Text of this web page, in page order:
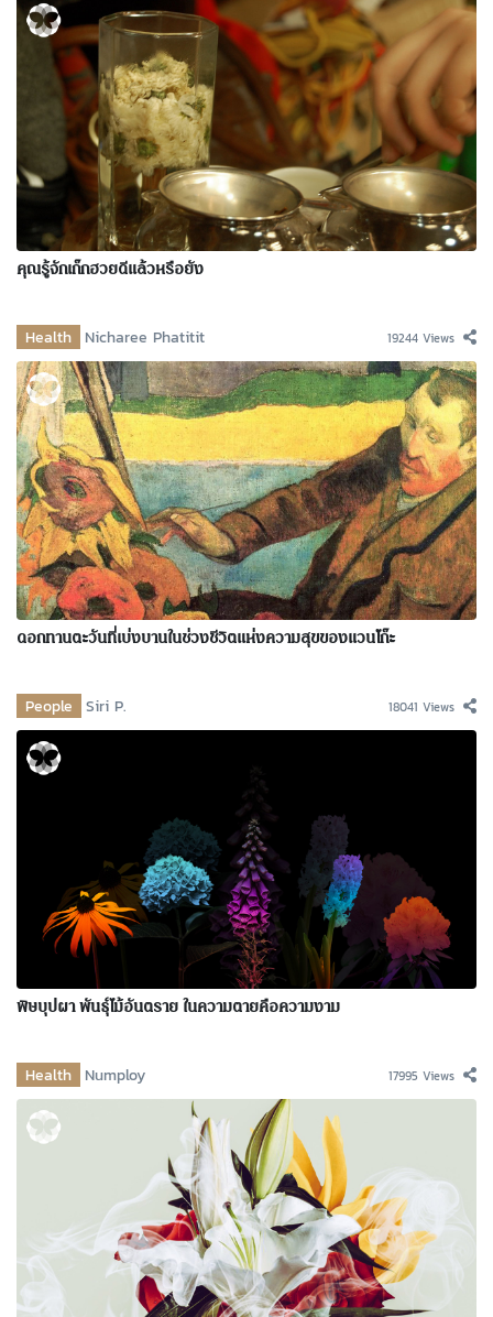
คุณรู้จักเก๊กฮวยดีแล้วหรือยัง
Health Nicharee Phatitit 19244 Views
ดอกทานตะวันที่เบ่งบานในช่วงชีวิตแห่งความสุขของแวนโก๊ะ
People Siri P. 18041 Views
พิษบุปผา พันธุ์ไม้อันตราย ในความตายคือความงาม
Health Numploy 17995 Views